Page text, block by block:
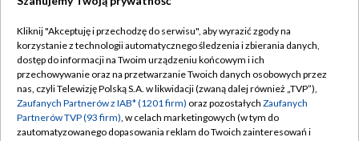
TVP
Abonament TVP
Emisja w TVP
Centrum informacji TVP
Regulamin TVP
Polityka prywatności
Moje zgody
Kliknij "Akceptuję i przechodzę do serwisu", aby wyrazić zgody na
korzystanie z technologii automatycznego śledzenia i zbierania danych,
dostęp do informacji na Twoim urządzeniu końcowym i ich
przechowywanie oraz na przetwarzanie Twoich danych osobowych przez
nas, czyli Telewizję Polską S.A. w likwidacji (zwaną dalej również „TVP”),
Zaufanych Partnerów z IAB* (1201 firm) oraz pozostałych Zaufanych
Partnerów TVP (93 firm), w celach marketingowych (w tym do
zautomatyzowanego dopasowania reklam do Twoich zainteresowań i